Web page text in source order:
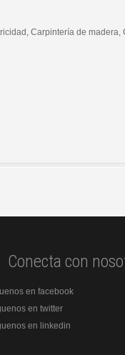
Carpintería de
Conecta con
en facebook
en twitter
en linkedin